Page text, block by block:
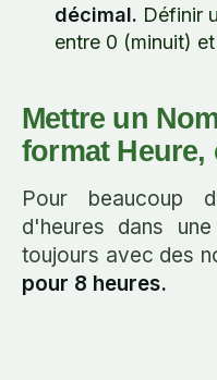
décimal. Définir
entre 0 (minuit)
Mettre un
format Heure,
Pour beaucoup
d'heures dans
toujours avec des
pour 8 heures.